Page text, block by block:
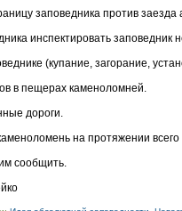
заповедника против
инспектировать заповедник
(купание, загорание,
в пещерах каменоломней.
дороги.
на протяжении всего
сообщить.